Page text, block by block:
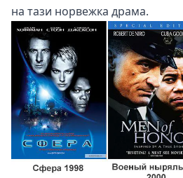
на тази норвежка драма.